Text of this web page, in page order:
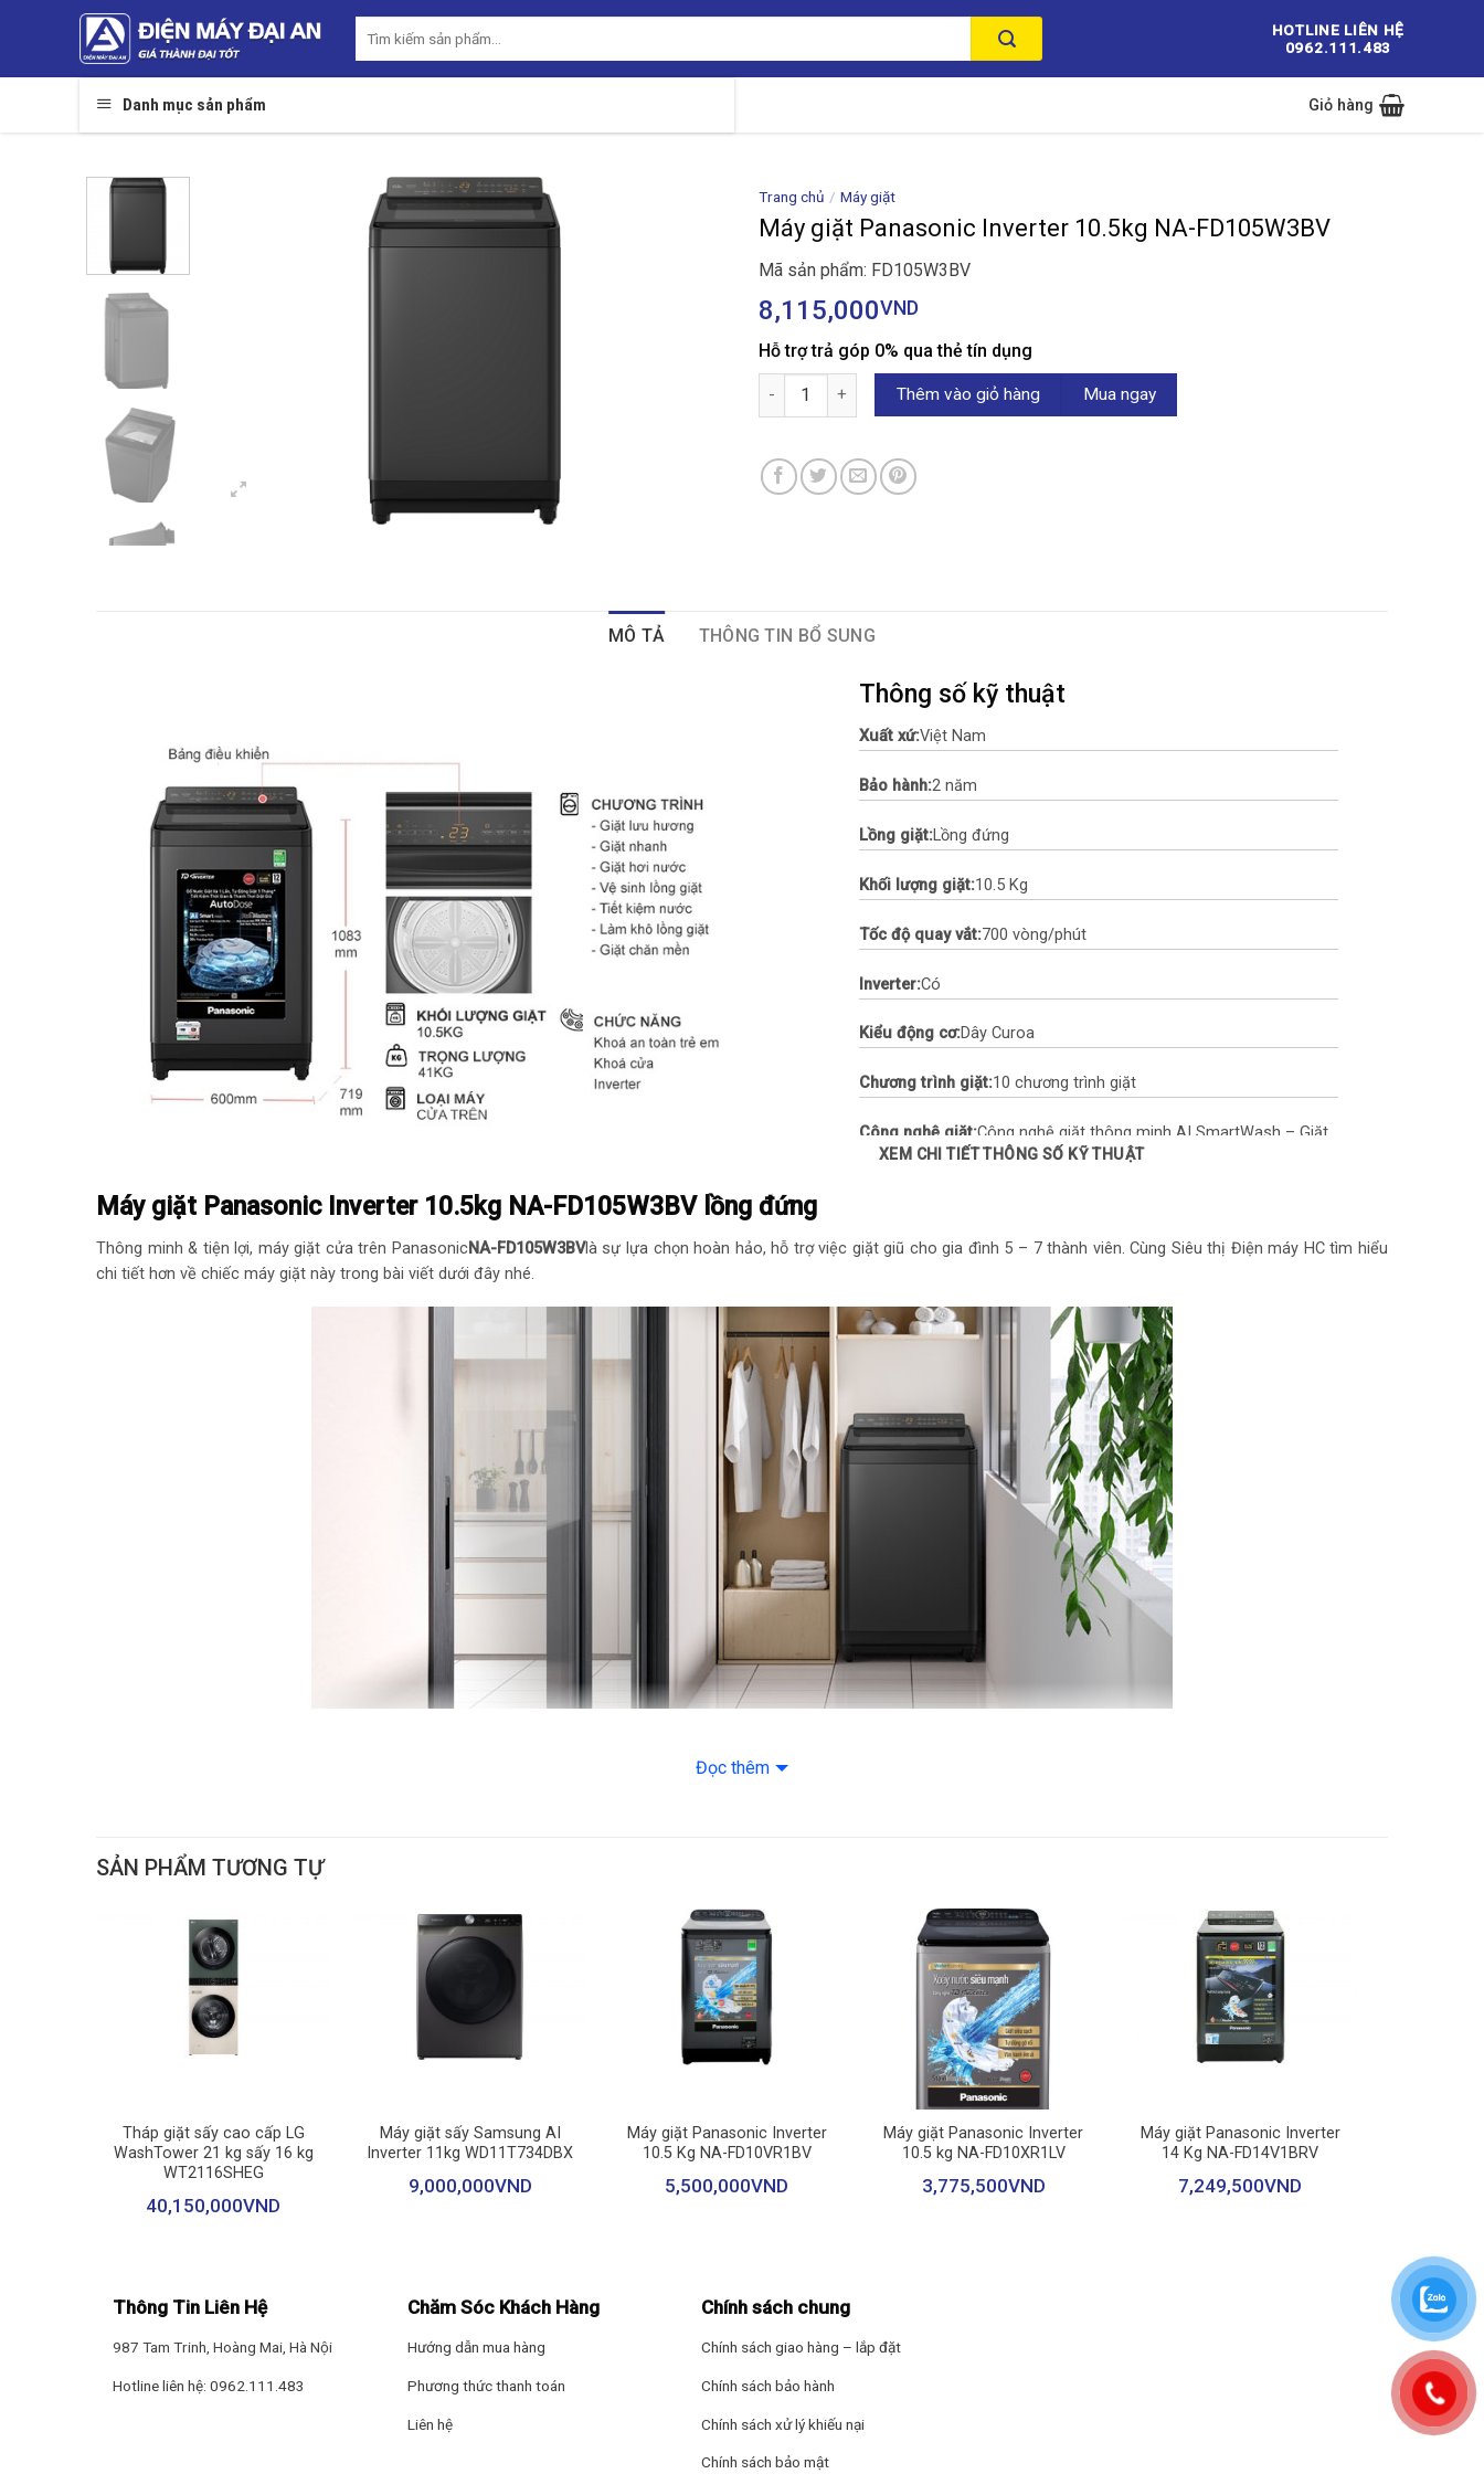
kiếm:
HOTLINE LIÊN HỆ
0962.111.483
Danh mục sản phẩm Giỏ hàng
Trang chủ / Máy giặt
Máy giặt Panasonic Inverter 10.5kg NA-FD105W3BV
Mã sản phẩm: FD105W3BV
8,115,000VND
Hỗ trợ trả góp 0% qua thẻ tín dụng
Máy giặt Panasonic Inverter 10.5kg NA-FD105W3BV số lượng
Thêm vào giỏ hàng Mua ngay
MÔ TẢ THÔNG TIN BỔ SUNG
Thông số kỹ thuật
Xuất xứ:Việt Nam
Bảo hành:2 năm
Lồng giặt:Lồng đứng
Khối lượng giặt:10.5 Kg
Tốc độ quay vắt:700 vòng/phút
Inverter:Có
Kiểu động cơ:Dây Curoa
Chương trình giặt:10 chương trình giặt
Công nghệ giặt:Công nghệ giặt thông minh AI SmartWash – Giặt
diệt khuẩn nước nóng Stain Master+ – Giặt lưu hương
Bỏ:Trên 10 Kg ( trên 7 người)
600 x 719 x 1.083 mm (R x S x C)
Trọng lượng:40 kg
2023
XEM CHI TIẾT THÔNG SỐ KỸ THUẬT
Máy giặt Panasonic Inverter 10.5kg NA-FD105W3BV lồng đứng
Thông minh & tiện lợi, máy giặt cửa trên PanasonicNA-FD105W3BVlà sự lựa chọn hoàn hảo, hỗ trợ việc giặt giũ cho gia đình 5 – 7 thành viên. Cùng Siêu thị Điện máy HC tìm hiểu
chi tiết hơn về chiếc máy giặt này trong bài viết dưới đây nhé.
Đọc thêm
SẢN PHẨM TƯƠNG TỰ
Tháp giặt sấy cao cấp LG
WashTower 21 kg sấy 16 kg
WT2116SHEG
40,150,000VND
Máy giặt sấy Samsung AI
Inverter 11kg WD11T734DBX
9,000,000VND
Máy giặt Panasonic Inverter
10.5 Kg NA-FD10VR1BV
5,500,000VND
Máy giặt Panasonic Inverter
10.5 kg NA-FD10XR1LV
3,775,500VND
Máy giặt Panasonic Inverter
14 Kg NA-FD14V1BRV
7,249,500VND
Thông Tin Liên Hệ
987 Tam Trinh, Hoàng Mai, Hà Nội
Hotline liên hệ: 0962.111.483
Chăm Sóc Khách Hàng
Hướng dẫn mua hàng
Phương thức thanh toán
Liên hệ
Chính sách chung
Chính sách giao hàng – lắp đặt
Chính sách bảo hành
Chính sách xử lý khiếu nại
Chính sách bảo mật